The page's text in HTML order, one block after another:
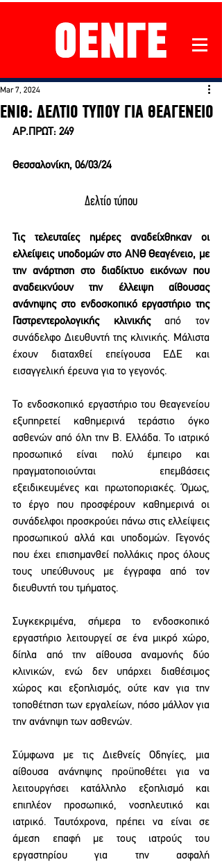
ΕΝΙΘ: ΔΕΛΤΙΟ ΤΥΠΟΥ ΓΙΑ ΘΕΑΓΕΝΕΙΟ
Mar 7, 2024
ΑΡ.ΠΡΩΤ: 249
Θεσσαλονίκη, 06/03/24
Δελτίο τύπου
Τις τελευταίες ημέρες αναδείχθηκαν οι
ελλείψεις υποδομών στο ΑΝΘ Θεαγένειο, με
την ανάρτηση στο διαδίκτυο εικόνων που
αναδεικνύουν την έλλειψη αίθουσας
ανάνηψης στο ενδοσκοπικό εργαστήριο της
Γαστρεντερολογικής κλινικής από τον
συνάδελφο Διευθυντή της κλινικής. Μάλιστα
έχουν διαταχθεί επείγουσα ΕΔΕ και
εισαγγελική έρευνα για το γεγονός.
Το ενδοσκοπικό εργαστήριο του Θεαγενείου
εξυπηρετεί καθημερινά τεράστιο όγκο
ασθενών από όλη την Β. Ελλάδα. Το ιατρικό
προσωπικό είναι πολύ έμπειρο και
πραγματοποιούνται επεμβάσεις
εξειδικευμένες και πρωτοποριακές. Όμως,
το έργο που προσφέρουν καθημερινά οι
συνάδελφοι προσκρούει πάνω στις ελλείψεις
προσωπικού αλλά και υποδομών. Γεγονός
που έχει επισημανθεί πολλάκις προς όλους
τους υπεύθυνους με έγγραφα από τον
διευθυντή του τμήματος.
Συγκεκριμένα, σήμερα το ενδοσκοπικό
εργαστήριο λειτουργεί σε ένα μικρό χώρο,
δίπλα από την αίθουσα αναμονής δύο
κλινικών, ενώ δεν υπάρχει διαθέσιμος
χώρος και εξοπλισμός, ούτε καν για την
τοποθέτηση των εργαλείων, πόσο μάλλον για
την ανάνηψη των ασθενών.
Σύμφωνα με τις Διεθνείς Οδηγίες, μια
αίθουσα ανάνηψης προϋποθέτει για να
λειτουργήσει κατάλληλο εξοπλισμό και
επιπλέον προσωπικό, νοσηλευτικό και
ιατρικό. Ταυτόχρονα, πρέπει να είναι σε
άμεση επαφή με τους ιατρούς του
εργαστηρίου για την ασφαλή